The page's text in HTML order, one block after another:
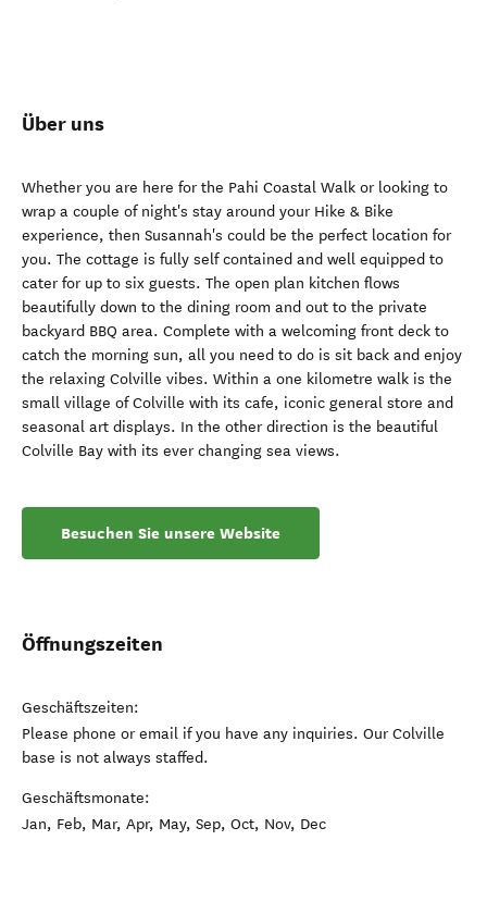
Über uns
Whether you are here for the Pahi Coastal Walk or looking to
wrap a couple of night's stay around your Hike & Bike
experience, then Susannah's could be the perfect location for
you. The cottage is fully self contained and well equipped to
cater for up to six guests. The open plan kitchen flows
beautifully down to the dining room and out to the private
backyard BBQ area. Complete with a welcoming front deck to
catch the morning sun, all you need to do is sit back and enjoy
the relaxing Colville vibes. Within a one kilometre walk is the
small village of Colville with its cafe, iconic general store and
seasonal art displays. In the other direction is the beautiful
Colville Bay with its ever changing sea views.
Besuchen Sie unsere Website
Öffnungszeiten
Geschäftszeiten:
Please phone or email if you have any inquiries. Our Colville
base is not always staffed.
Geschäftsmonate:
Jan, Feb, Mar, Apr, May, Sep, Oct, Nov, Dec